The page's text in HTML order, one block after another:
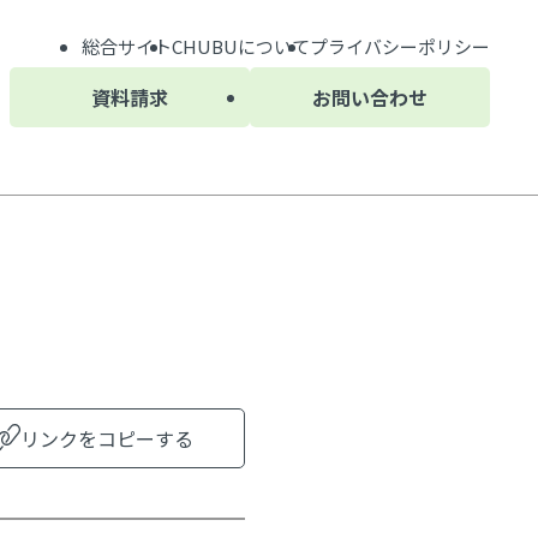
資料請求 お問い合わせ
総合サイトCHUBUについてプライバシーポリシー
リンクをコピーする